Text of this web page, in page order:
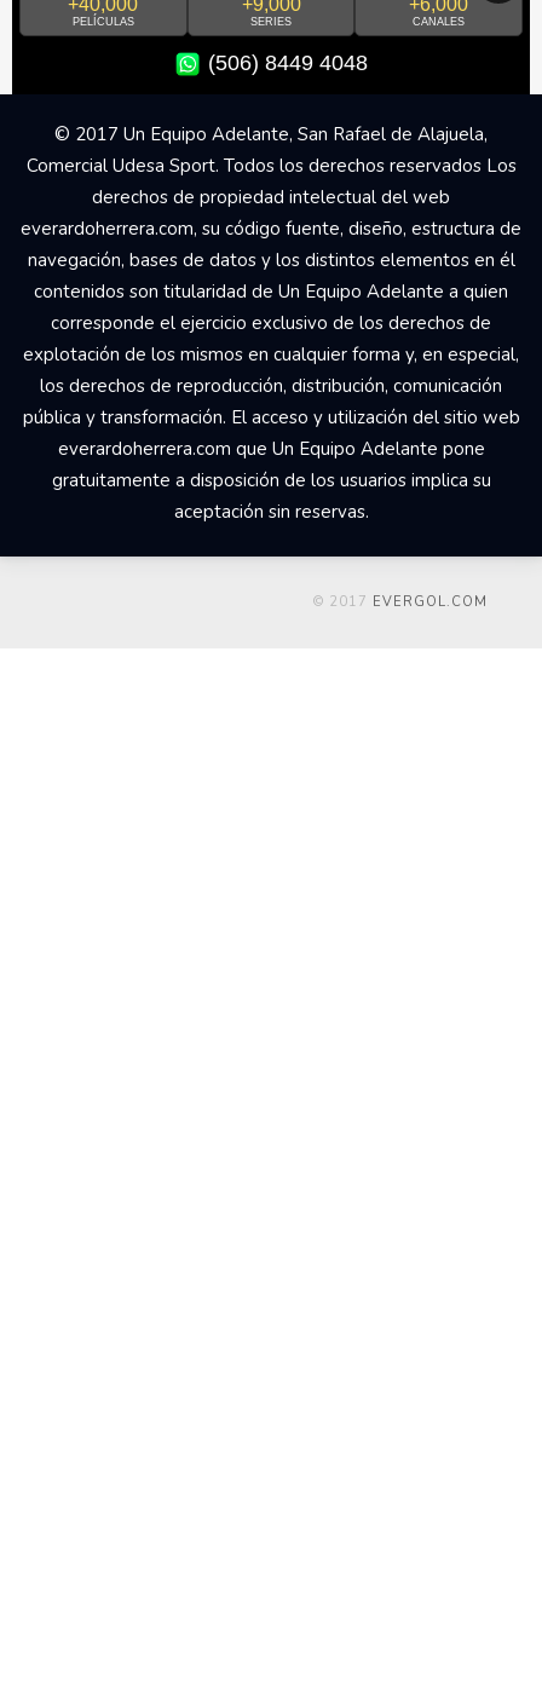
+40,000
PELÍCULAS
+9,000
SERIES
+6,000
CANALES
(506) 8449 4048
© 2017 Un Equipo Adelante, San Rafael de Alajuela,
Comercial Udesa Sport. Todos los derechos reservados Los
derechos de propiedad intelectual del web
everardoherrera.com, su código fuente, diseño, estructura de
navegación, bases de datos y los distintos elementos en él
contenidos son titularidad de Un Equipo Adelante a quien
corresponde el ejercicio exclusivo de los derechos de
explotación de los mismos en cualquier forma y, en especial,
los derechos de reproducción, distribución, comunicación
pública y transformación. El acceso y utilización del sitio web
everardoherrera.com que Un Equipo Adelante pone
gratuitamente a disposición de los usuarios implica su
aceptación sin reservas.
© 2017 EVERGOL.COM